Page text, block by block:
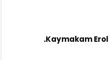
Kaymakam Erol